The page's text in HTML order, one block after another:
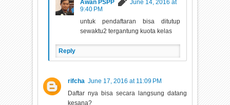
Awan PSPP
June 14, 2016 at
9:40 PM
untuk pendaftaran bisa ditutup
sewaktu2 tergantung kuota kelas
Reply
rifcha June 17, 2016 at 11:09 PM
Daftar nya bisa secara langsung datang
kesana?